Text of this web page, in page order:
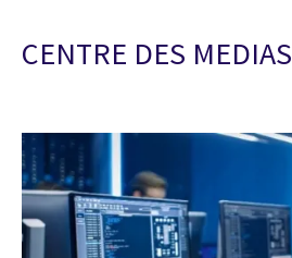
CENTRE DES MEDIAS